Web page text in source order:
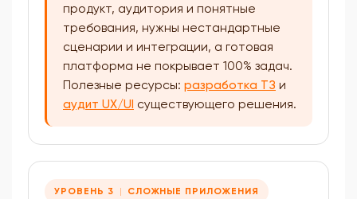
продукт, аудитория и понятные
требования, нужны нестандартные
сценарии и интеграции, а готовая
платформа не покрывает 100% задач.
Полезные ресурсы: разработка ТЗ и
аудит UX/UI существующего решения.
УРОВЕНЬ 3 СЛОЖНЫЕ ПРИЛОЖЕНИЯ